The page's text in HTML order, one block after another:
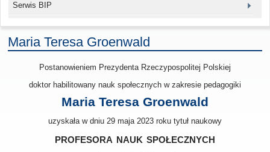
Serwis BIP
Maria Teresa Groenwald
Postanowieniem Prezydenta Rzeczypospolitej Polskiej
doktor habilitowany nauk społecznych w zakresie pedagogiki
Maria Teresa Groenwald
uzyskała w dniu 29 maja 2023 roku tytuł naukowy
profesora nauk społecznych